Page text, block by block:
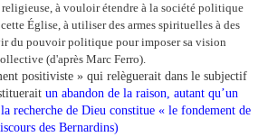
à vouloir étendre à la société politique
Église, à utiliser des armes spirituelles à des
du pouvoir politique pour imposer sa vision
(d'après Marc Ferro).
positiviste » qui relèguerait dans le subjectif
un abandon de la raison, autant qu’un
recherche de Dieu constitue « le fondement de
des Bernardins)